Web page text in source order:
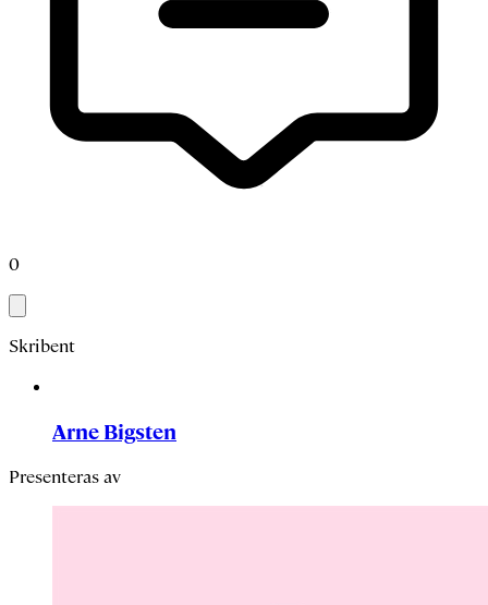
0
Skribent
Arne Bigsten
Presenteras av